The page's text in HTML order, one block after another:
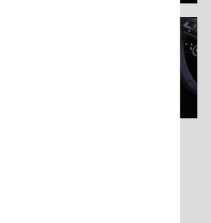
motorisations à la